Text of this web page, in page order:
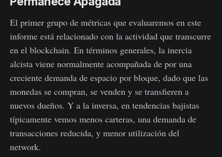
El primer grupo de métricas que evaluaremos en este
informe está relacionado con la actividad que transcurre
en el blockchain. En términos generales, la inercia
alcista viene normalmente acompañada de por una
creciente demanda de espacio por bloque, dado que las
monedas se compran, se venden y se transfieren a
nuevos dueños. Y a la inversa, en tendencias bajistas
típicamente vemos menos carteras, una demanda de
transacciones reducida, y menor utilización del
network.